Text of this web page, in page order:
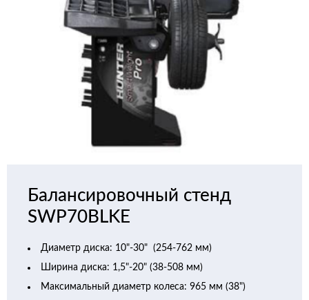
Балансировочный стенд
SWP70BLKE
Диаметр диска: 10"-30" (254-762 мм)
Ширина диска: 1,5"-20" (38-508 мм)
Максимальный диаметр колеса: 965 мм (38")